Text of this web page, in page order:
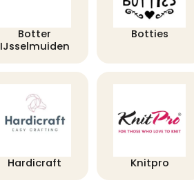
Botter
IJsselmuiden
Botties
Hardicraft Knitpro